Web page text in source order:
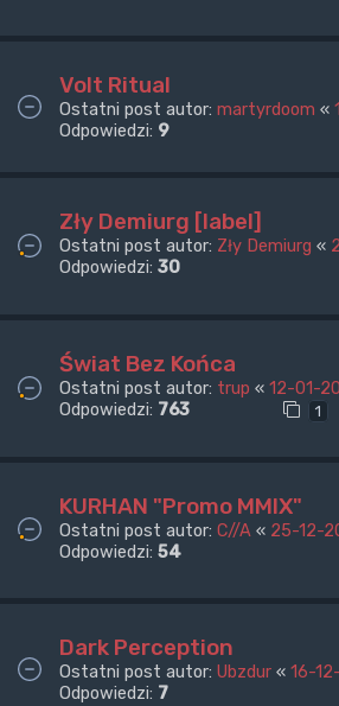
Volt Ritual
Ostatni post autor: martyrdoom «
Odpowiedzi: 9
Zły Demiurg [label]
Ostatni post autor: Zły Demiurg «
Odpowiedzi: 30
Świat Bez Końca
Ostatni post autor: trup « 12-01-
Odpowiedzi: 763 1
KURHAN "Promo MMIX"
Ostatni post autor: C//A « 25-12-
Odpowiedzi: 54
Dark Perception
Ostatni post autor: Ubzdur « 16-
Odpowiedzi: 7